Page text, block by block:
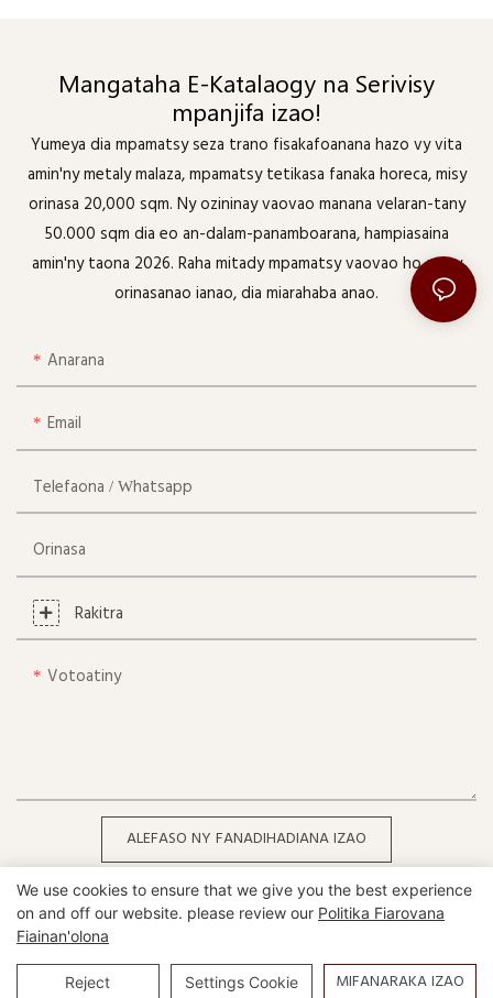
Mangataha E-Katalaogy na Serivisy
mpanjifa izao!
Yumeya dia mpamatsy seza trano fisakafoanana hazo vy vita
amin'ny metaly malaza, mpamatsy tetikasa fanaka horeca, misy
orinasa 20,000 sqm. Ny ozininay vaovao manana velaran-tany
50.000 sqm dia eo an-dalam-panamboarana, hampiasaina
amin'ny taona 2026. Raha mitady mpamatsy vaovao ho an'ny
orinasanao ianao, dia miarahaba anao.
Anarana
Email
Telefaona / Whatsapp
Orinasa
Rakitra
Votoatiny
ALEFASO NY FANADIHADIANA IZAO
Copyright © 2026 Heshan [100000000] Co., Ltd | Sitemap
We use cookies to ensure that we give you the best experience
on and off our website. please review our Politika Fiarovana
Fiainan'olona
Reject Settings Cookie MIFANARAKA IZAO